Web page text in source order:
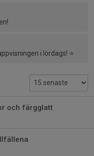
i lördags! ⭐️
och färgglatt